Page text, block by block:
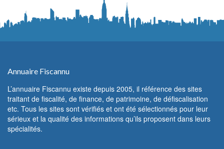
Annuaire Fiscannu
L’annuaire Fiscannu existe depuis 2005, il référence des sites
traitant de fiscalité, de finance, de patrimoine, de défiscalisation
etc. Tous les sites sont vérifiés et ont été sélectionnés pour leur
sérieux et la qualité des informations qu’ils proposent dans leurs
spécialités.